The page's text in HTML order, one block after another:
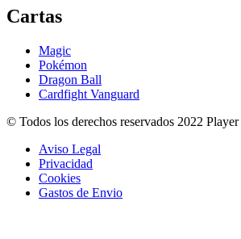
Cartas
Magic
Pokémon
Dragon Ball
Cardfight Vanguard
© Todos los derechos reservados 2022
Aviso Legal
Privacidad
Cookies
Gastos de Envio